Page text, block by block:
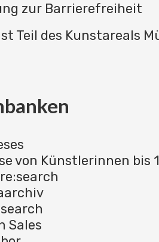
zur Barrierefreiheit
Teil des Kunstareals
von Künstlerinnen bis
Sales